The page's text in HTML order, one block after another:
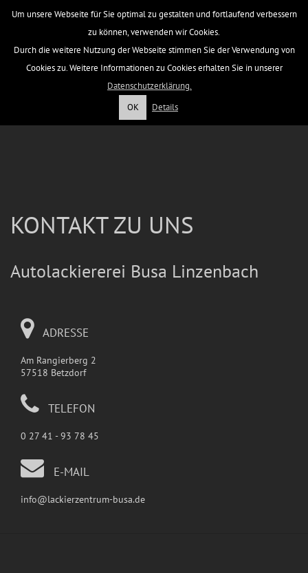
Um unsere Webseite für Sie optimal zu gestalten und fortlaufend verbessern
zu können, verwenden wir Cookies.
Durch die weitere Nutzung der Webseite stimmen Sie der Verwendung von
Cookies zu. Weitere Informationen zu Cookies erhalten Sie in unserer
Datenschutzerklärung.
OK
Details
KONTAKT ZU UNS
Autolackiererei Busa Linzenbach
ADRESSE
Am Rangierberg 2
57518 Betzdorf
TELEFON
0 27 41 - 93 78 45
E-MAIL
info@lackierzentrum-busa.de